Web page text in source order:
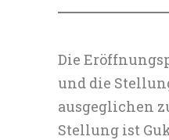
Die
und die
ausgeglichen
Stellung ist